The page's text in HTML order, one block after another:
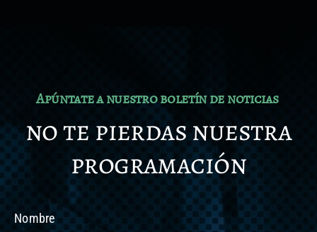
Apúntate a nuestro boletín de noticias
no te pierdas nuestra
programación
Nombre